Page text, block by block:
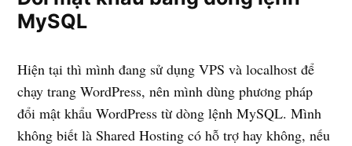
MySQL
Hiện tại thì mình đang sử dụng VPS và localhost để
chạy trang WordPress, nên mình dùng phương pháp
đổi mật khẩu WordPress từ dòng lệnh MySQL. Mình
không biết là Shared Hosting có hỗ trợ hay không, nếu